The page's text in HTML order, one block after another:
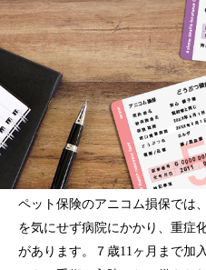
ペット保険のアニコム損保では
を気にせず病院にかかり、重症
があります。７歳11ヶ月まで加